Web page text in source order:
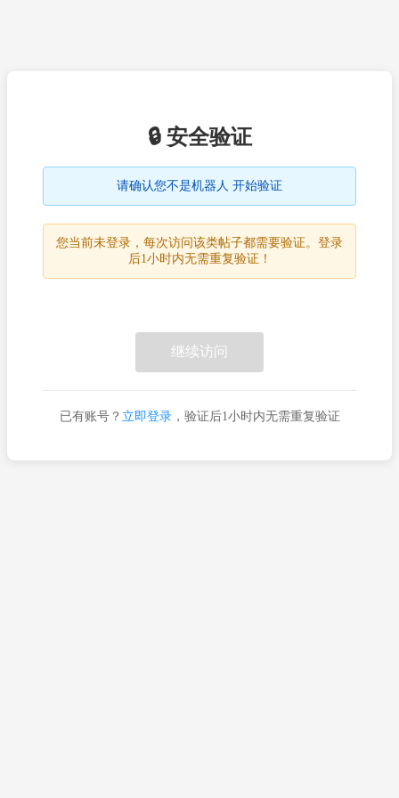
🔒 安全验证
请确认您不是机器人 开始验证
您当前未登录，每次访问该类帖子都需要验证。登录
后1小时内无需重复验证！
继续访问
已有账号？ 立即登录，验证后1小时内无需重复验证